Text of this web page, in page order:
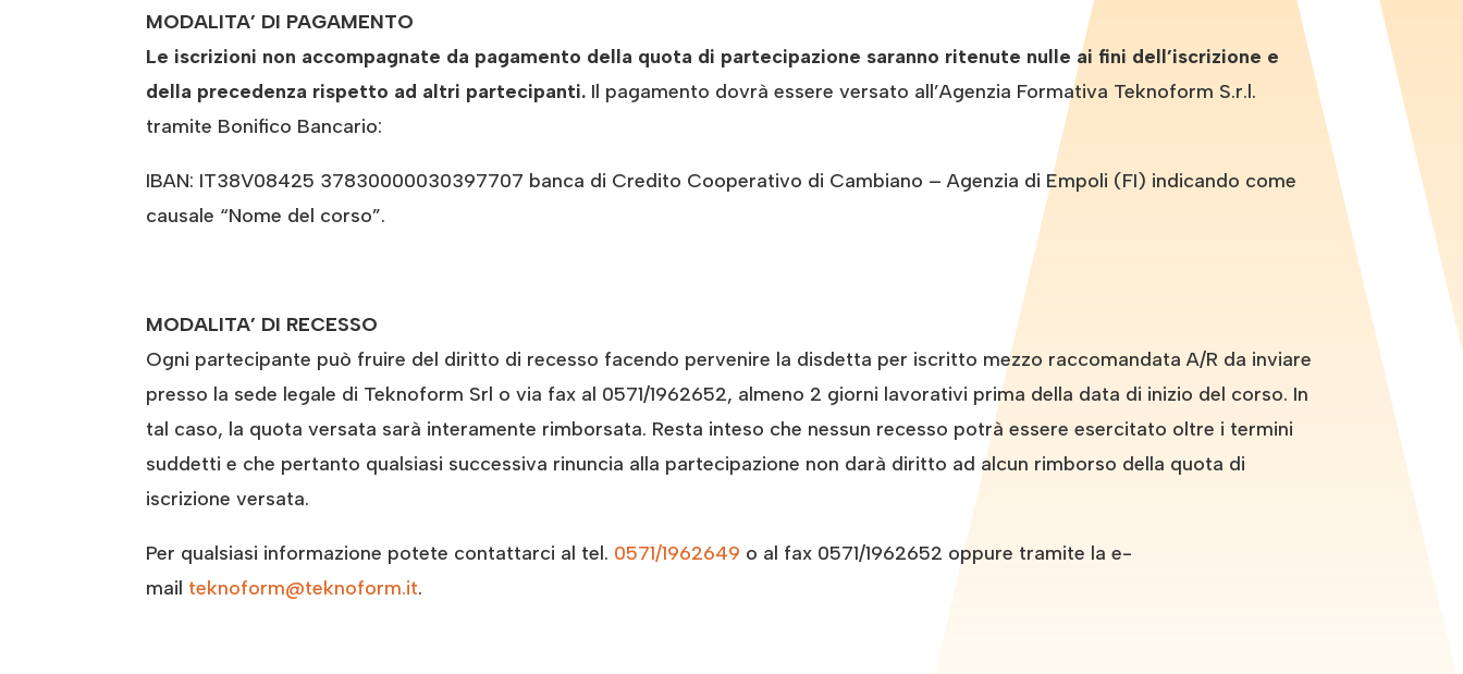
MODALITA’ DI PAGAMENTO
Le iscrizioni non accompagnate da pagamento della quota di partecipazione saranno ritenute nulle ai fini dell’iscrizione e
della precedenza rispetto ad altri partecipanti. Il pagamento dovrà essere versato all’Agenzia Formativa Teknoform S.r.l.
tramite Bonifico Bancario:
IBAN: IT38V08425 37830000030397707 banca di Credito Cooperativo di Cambiano – Agenzia di Empoli (FI) indicando come
causale “Nome del corso”.
MODALITA’ DI RECESSO
Ogni partecipante può fruire del diritto di recesso facendo pervenire la disdetta per iscritto mezzo raccomandata A/R da inviare
presso la sede legale di Teknoform Srl o via fax al 0571/1962652, almeno 2 giorni lavorativi prima della data di inizio del corso. In
tal caso, la quota versata sarà interamente rimborsata. Resta inteso che nessun recesso potrà essere esercitato oltre i termini
suddetti e che pertanto qualsiasi successiva rinuncia alla partecipazione non darà diritto ad alcun rimborso della quota di
iscrizione versata.
Per qualsiasi informazione potete contattarci al tel. 0571/1962649 o al fax 0571/1962652 oppure tramite la e-
mail teknoform@teknoform.it.